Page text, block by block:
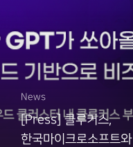
News
[Press] 클루커스,
한국마이크로소프트와